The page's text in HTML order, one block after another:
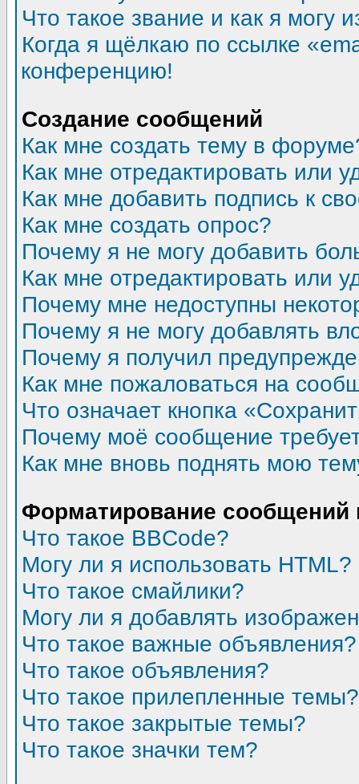
Что такое звание и как я могу
Когда я щёлкаю по ссылке
конференцию!
Создание сообщений
Как мне создать тему в
Как мне отредактировать или
Как мне добавить подпись к
Как мне создать опрос?
Почему я не могу добавить
Как мне отредактировать или
Почему мне недоступны
Почему я не могу добавлять
Почему я получил
Как мне пожаловаться на
Что означает кнопка
Почему моё сообщение
Как мне вновь поднять мою
Форматирование
Что такое BBCode?
Могу ли я использовать HTML?
Что такое смайлики?
Могу ли я добавлять
Что такое важные объявления?
Что такое объявления?
Что такое прилепленные темы?
Что такое закрытые темы?
Что такое значки тем?